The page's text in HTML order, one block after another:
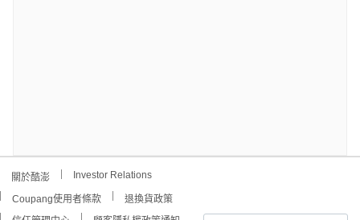
關於酷澎 Investor Relations
Coupang使用者條款
退換貨政策